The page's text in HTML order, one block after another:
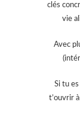
clés
vie
Avec
Si tu
t’ouvrir